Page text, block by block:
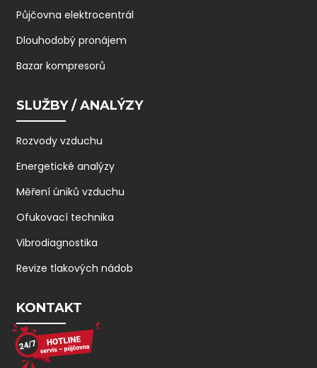
Půjčovna elektrocentrál
Dlouhodobý pronájem
Bazar kompresorů
SLUŽBY / ANALÝZY
Rozvody vzduchu
Energetické analýzy
Měření úniků vzduchu
Ofukovací technika
Vibrodiagnostika
Revize tlakových nádob
KONTAKT